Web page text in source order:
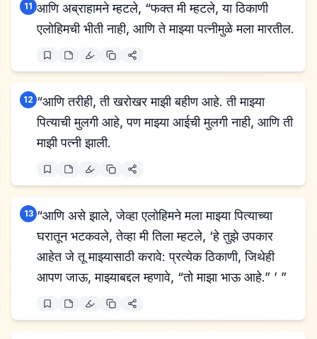
11 आणि अब्राहामने म्हटले, “फक्त मी म्हटले, या ठिकाणी
एलोहिमची भीती नाही, आणि ते माझ्या पत्नीमुळे मला मारतील.
12 “आणि तरीही, ती खरोखर माझी बहीण आहे. ती माझ्या
पित्याची मुलगी आहे, पण माझ्या आईची मुलगी नाही, आणि ती
माझी पत्नी झाली.
13 “आणि असे झाले, जेव्हा एलोहिमने मला माझ्या पित्याच्या
घरातून भटकवले, तेव्हा मी तिला म्हटले, ‘हे तुझे उपकार
आहेत जे तू माझ्यासाठी करावे: प्रत्येक ठिकाणी, जिथेही
आपण जाऊ, माझ्याबद्दल म्हणावे, “तो माझा भाऊ आहे.” ’ ”